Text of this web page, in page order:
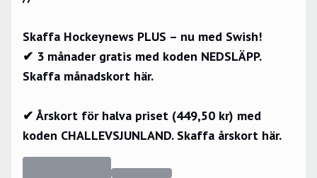
Skaffa Hockeynews PLUS – nu med Swish!
✔ 3 månader gratis med koden NEDSLÄPP.
Skaffa månadskort här.
✔ Årskort för halva priset (449,50 kr) med
koden CHALLEVSJUNLAND. Skaffa årskort här.